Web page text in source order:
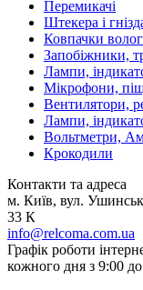
Перемикачі
Штекера і
Ковпачки
Запобіжники,
Лампи,
Мікрофони,
Вентилятори,
Лампи,
Вольтметри,
Крокодили
Контакти та адреса
м. Київ, вул.
33 К
info@relcoma.com.ua
Графік роботи
кожного дня з 9:00